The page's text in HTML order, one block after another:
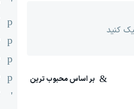
کنید